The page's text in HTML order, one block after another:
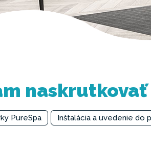
PureSpa Inštalácia a uvedenie do